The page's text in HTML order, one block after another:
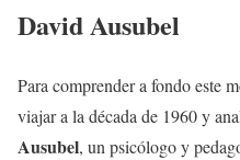
David Ausubel
Para comprender a fondo este
viajar a la década de 1960 y
Ausubel, un psicólogo y